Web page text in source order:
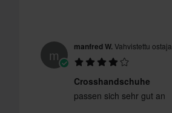
m manfred W.Vahvistettu ostaja
Crosshandschuhe
passen sich sehr gut an